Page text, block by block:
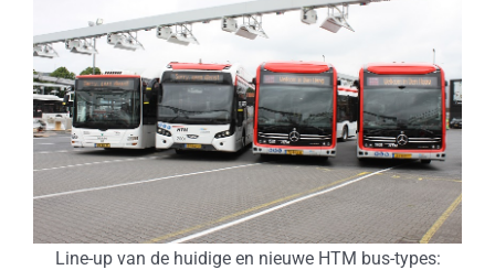
Line-up van de huidige en nieuwe HTM bus-types: